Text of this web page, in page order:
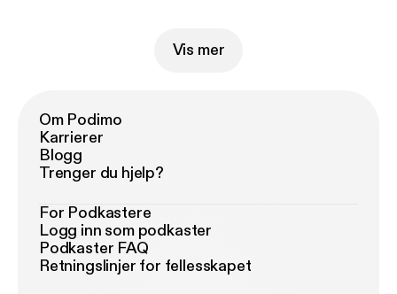
Vis mer
Om Podimo
Karrierer
Blogg
Trenger du hjelp?
For Podkastere
Logg inn som podkaster
Podkaster FAQ
Retningslinjer for fellesskapet